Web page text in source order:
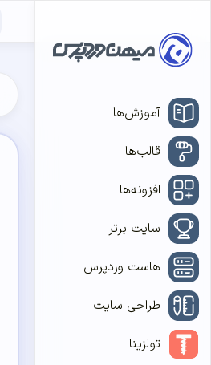
آموزش‌ها
قالب‌ها
افزونه‌ها
سایت برتر
هاست وردپرس
طراحی سایت
تولزینا